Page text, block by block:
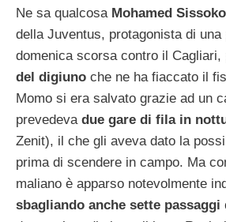
Ne sa qualcosa Mohamed
della Juventus, protagonista di una
domenica scorsa contro il Cagliari,
del digiuno che ne ha fiaccato il
Momo si era salvato grazie ad un
prevedeva due gare di fila in
Zenit), il che gli aveva dato la
prima di scendere in campo. Ma
maliano è apparso notevolmente
sbagliando anche sette passaggi